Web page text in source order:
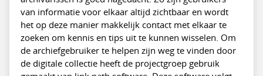
van informatie voor elkaar altijd zichtbaar en wordt
het op deze manier makkelijk contact met elkaar te
zoeken om kennis en tips uit te kunnen wisselen. Om
de archiefgebruiker te helpen zijn weg te vinden door
de digitale collectie heeft de projectgroep gebruik